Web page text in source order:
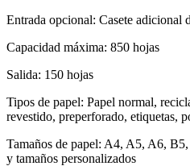
Entrada opcional: Casete adicional
Capacidad máxima: 850 hojas
Salida: 150 hojas
Tipos de papel: Papel normal,
revestido, preperforado, etiquetas,
Tamaños de papel: A4, A5, A6,
y tamaños personalizados